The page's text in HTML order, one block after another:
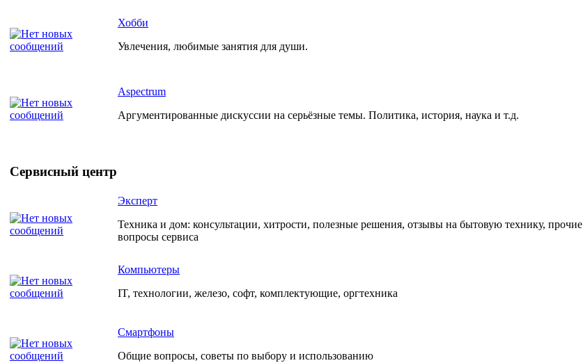
Хобби
Увлечения, любимые занятия для души.
Aspectrum
Аргументированные дискуссии на серьёзные темы. Политика, история, наука и т.д.
Сервисный центр
Эксперт
Техника и дом: консультации, хитрости, полезные решения, отзывы на бытовую технику, прочие
вопросы сервиса
Компьютеры
IT, технологии, железо, софт, комплектующие, оргтехника
Смартфоны
Общие вопросы, советы по выбору и использованию